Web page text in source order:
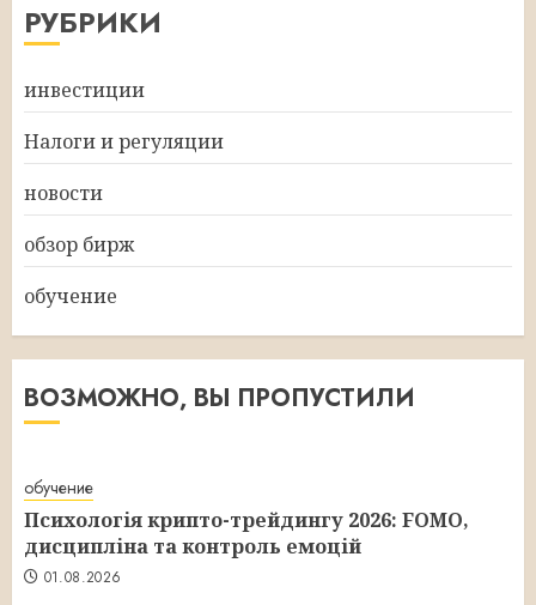
РУБРИКИ
инвестиции
Налоги и регуляции
новости
обзор бирж
обучение
ВОЗМОЖНО, ВЫ ПРОПУСТИЛИ
обучение
Психологія крипто-трейдингу 2026: FOMO,
дисципліна та контроль емоцій
01.08.2026